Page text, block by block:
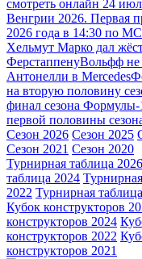
смотреть онлайн 24
Венгрии 2026. Первая
2026 года в 14:30 по
Хельмут Марко дал
ФерстаппенуВольфф не
Антонелли в Mercedes
на вторую половину
финал сезона Формулы-
первой половины
Сезон 2026 Сезон 2025
Сезон 2021 Сезон 2020
Турнирная таблица 2026
таблица 2024
2022 Турнирная
Кубок конструкторов
конструкторов 2024
конструкторов 2022
конструкторов 2021